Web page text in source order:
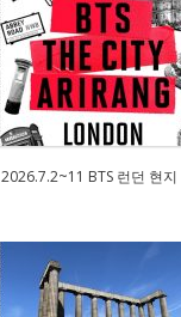
2026.7.2~11 BTS 런던 현지